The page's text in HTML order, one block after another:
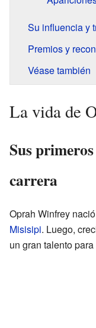
Su influencia y
Premios y
Véase también
La vida de
Sus
carrera
Oprah Winfrey
Misisipi. Luego,
un gran talento